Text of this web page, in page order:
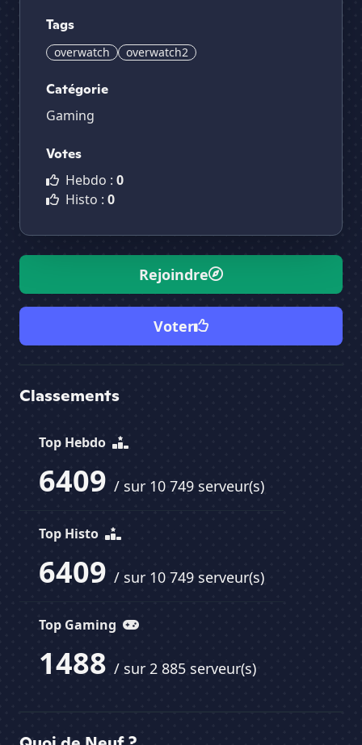
Tags
overwatch overwatch2
Catégorie
Gaming
Votes
Hebdo : 0
Histo : 0
Rejoindre
Voter
Classements
Top Hebdo
6409 / sur 10 749 serveur(s)
Top Histo
6409 / sur 10 749 serveur(s)
Top Gaming
1488 / sur 2 885 serveur(s)